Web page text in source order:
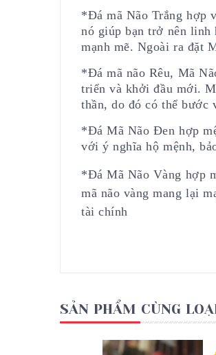
*Đá mã Não Trắng hợp
nó giúp bạn trở nên linh
mạnh mẽ. Ngoài ra đặt
*Đá mã não Rêu, Mã
triển và khởi đầu mới.
thần, do đó có thể bước
*Đá Mã Não Đen hợp
với ý nghĩa hộ mệnh,
*Đá Mã Não Vàng hợp
mã não vàng mang lại
tài chính
SẢN PHẨM CÙNG